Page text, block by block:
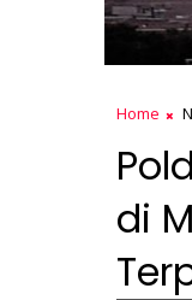
Home
di